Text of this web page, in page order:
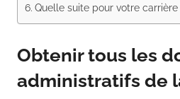
Quelle suite pour votre carrière
Obtenir tous les
administratifs de